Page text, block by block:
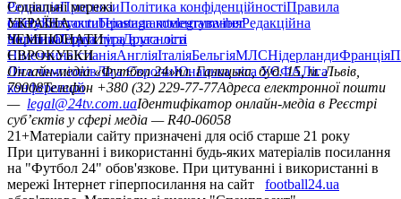
РедакціяПрогнозиПолітика конфіденційностіПравила
сайтуКонтактиПравила коментуванняРедакційна
політикаСтруктура власності
Соціальні мережі
facebookxyoutubeinstagramtelegramviber
УКРАЇНА
УкраїнаПерша лігаДруга ліга
ЧЕМПІОНАТИ
НімеччинаІспаніяАнгліяІталіяБельгіяМЛСНідерландиФранція
ЄВРОКУБКИ
Ліга чемпіонівЛіга ЄвропиЮнацька ліга УЄФАЛіга
конференцій
Онлайн-медіа «Футбол 24»пл. Галицька, буд. 15, м. Львів,
79008Телефон +380 (32) 229-77-77Адреса електронної пошти
— legal@24tv.com.uaІдентифікатор онлайн-медіа в Реєстрі
суб’єктів у сфері медіа — R40-06058
21+Матеріали сайту призначені для осіб старше 21 року
При цитуванні і використанні будь-яких матеріалів посилання
на "Футбол 24" обов'язкове. При цитуванні і використанні в
мережі Інтернет гіперпосилання на сайт
football24.ua